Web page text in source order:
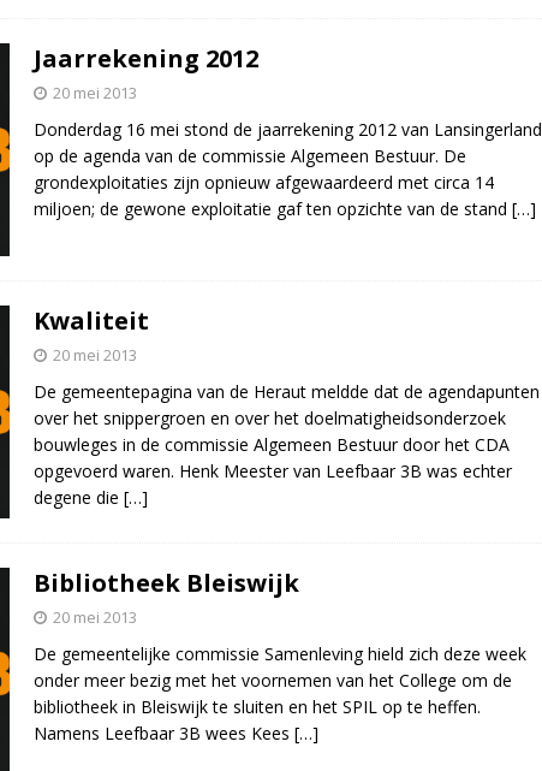
Jaarrekening 2012
20 mei 2013
Donderdag 16 mei stond de jaarrekening 2012 van Lansingerland
op de agenda van de commissie Algemeen Bestuur. De
grondexploitaties zijn opnieuw afgewaardeerd met circa 14
miljoen; de gewone exploitatie gaf ten opzichte van de stand […]
Kwaliteit
20 mei 2013
De gemeentepagina van de Heraut meldde dat de agendapunten
over het snippergroen en over het doelmatigheidsonderzoek
bouwleges in de commissie Algemeen Bestuur door het CDA
opgevoerd waren. Henk Meester van Leefbaar 3B was echter
degene die […]
Bibliotheek Bleiswijk
20 mei 2013
De gemeentelijke commissie Samenleving hield zich deze week
onder meer bezig met het voornemen van het College om de
bibliotheek in Bleiswijk te sluiten en het SPIL op te heffen.
Namens Leefbaar 3B wees Kees […]